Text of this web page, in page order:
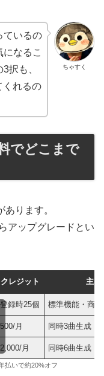
ちゃすく
ているの
なるこ
択も、
くれるの
でどこまで
ります。
アップグレードとい
クレジット 主な
登録時25個 標準機能・商
500/月 同時3曲生成・
2,000/月 同時6曲生成・
払いで約20%オフ